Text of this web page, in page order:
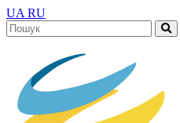
UA RU